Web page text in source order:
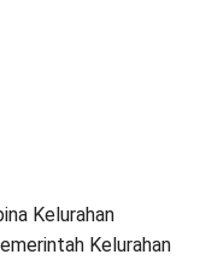
Kelurahan
Kelurahan